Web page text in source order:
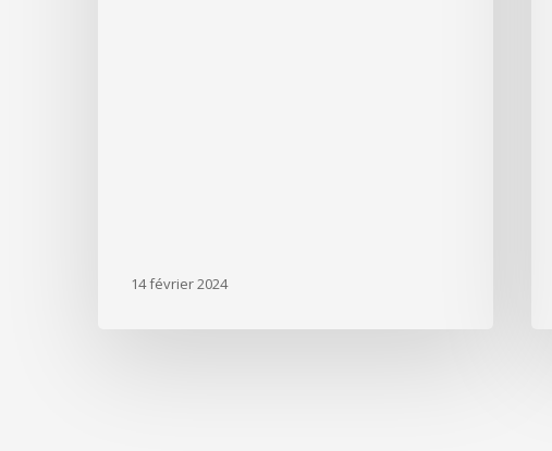
14 février 2024